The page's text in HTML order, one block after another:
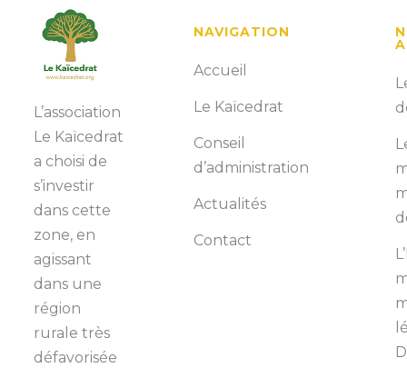
L’association
Le Kaïcedrat
a choisi de
s’investir
dans cette
zone, en
agissant
dans une
région
rurale très
défavorisée
NAVIGATION
Accueil
Le Kaïcedrat
Conseil
d’administration
Actualités
Contact